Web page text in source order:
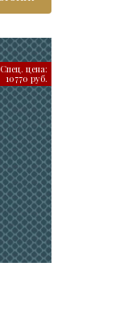
Спец. цена:
10770 руб.